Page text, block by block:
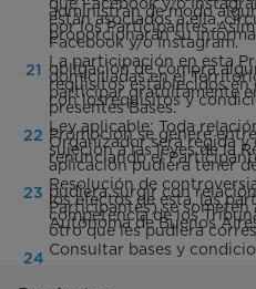
administran de modo
están asociados a ella,
por los Participantes.
proporcionarán su
Facebook y/o Instagram.
La participación en esta
obligación de compra
domiciliadas en el
requisitos establecidos en
participar gratuitamente
con losrequisitos y
presentes Bases.
Ley aplicable: Toda
Promoción se genere
Organizador será regida
sujeción a las leyes de la
renunciando el
aplicación pudiera tener
Resolución de
pudiera surgir con
los efectos de esta, las
Participantes) se
competencia de los
Autónoma de Buenos
otro que les pudiera
Consultar bases y